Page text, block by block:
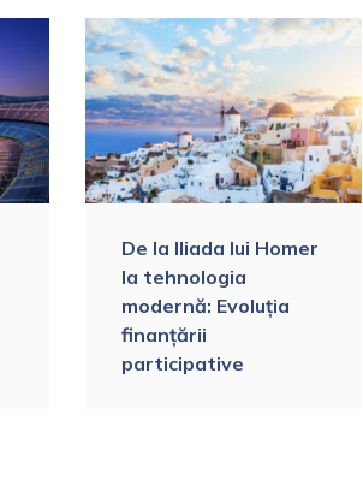
De la Iliada lui Homer
la tehnologia
modernă: Evoluția
finanțării
participative